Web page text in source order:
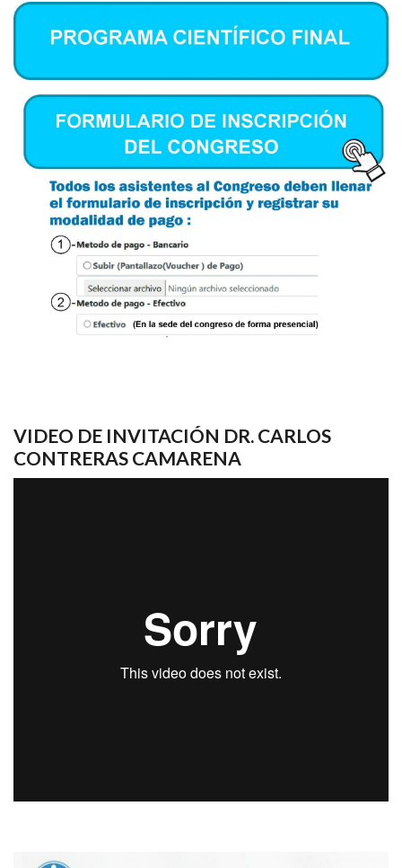
VIDEO DE INVITACIÓN DR. CARLOS
CONTRERAS CAMARENA